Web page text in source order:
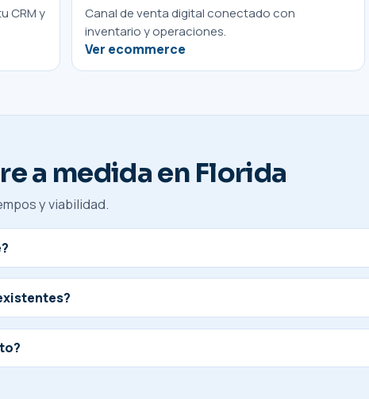
CRM y
Canal de venta digital conectado con
inventario y operaciones.
Ver ecommerce
a medida en Florida
y viabilidad.